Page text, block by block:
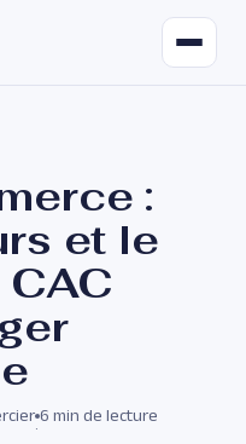
:
et le
·
6 min de lecture